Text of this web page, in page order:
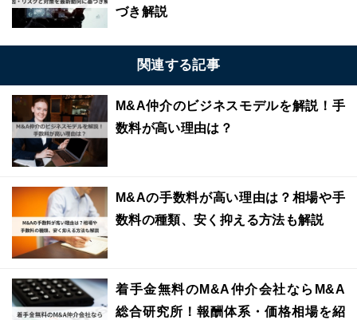
づき解説
関連する記事
M&A仲介のビジネスモデルを解説！手
数料が高い理由は？
M&Aの手数料が高い理由は？相場や手
数料の種類、安く抑える方法も解説
着手金無料のM&A仲介会社ならM&A
総合研究所！報酬体系・価格相場を紹